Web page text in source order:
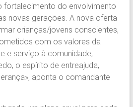
fortalecimento do envolvimento
novas gerações. A nova oferta
crianças/jovens conscientes,
com os valores da
e serviço à comunidade,
o espírito de entreajuda,
aponta o comandante